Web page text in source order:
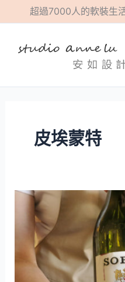
至
容
超過7000人的軟裝生
皮埃蒙特
整